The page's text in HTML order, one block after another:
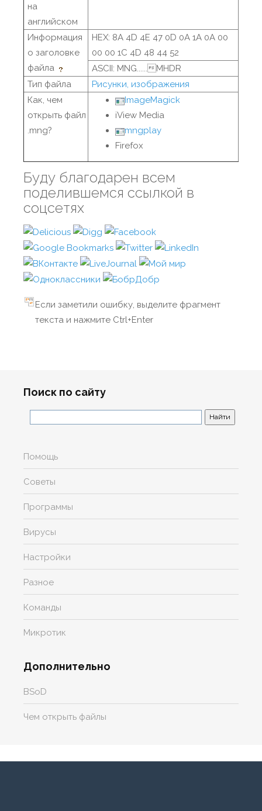
на
английском
Информация
о заголовке
файла
HEX: 8A 4D 4E 47 0D 0A 1A 0A 00
00 00 1C 4D 48 44 52
ASCII: MNG......MHDR
Тип файла
Рисунки, изображения
Как, чем
открыть файл
.mng?
ImageMagick
iView Media
mngplay
Firefox
Буду благодарен всем
поделившемся ссылкой в
соцсетях
Если заметили ошибку, выделите фрагмент
текста и нажмите Ctrl+Enter
Поиск по сайту
Помощь
Советы
Программы
Вирусы
Настройки
Разное
Команды
Микротик
Дополнительно
BSoD
Чем открыть файлы